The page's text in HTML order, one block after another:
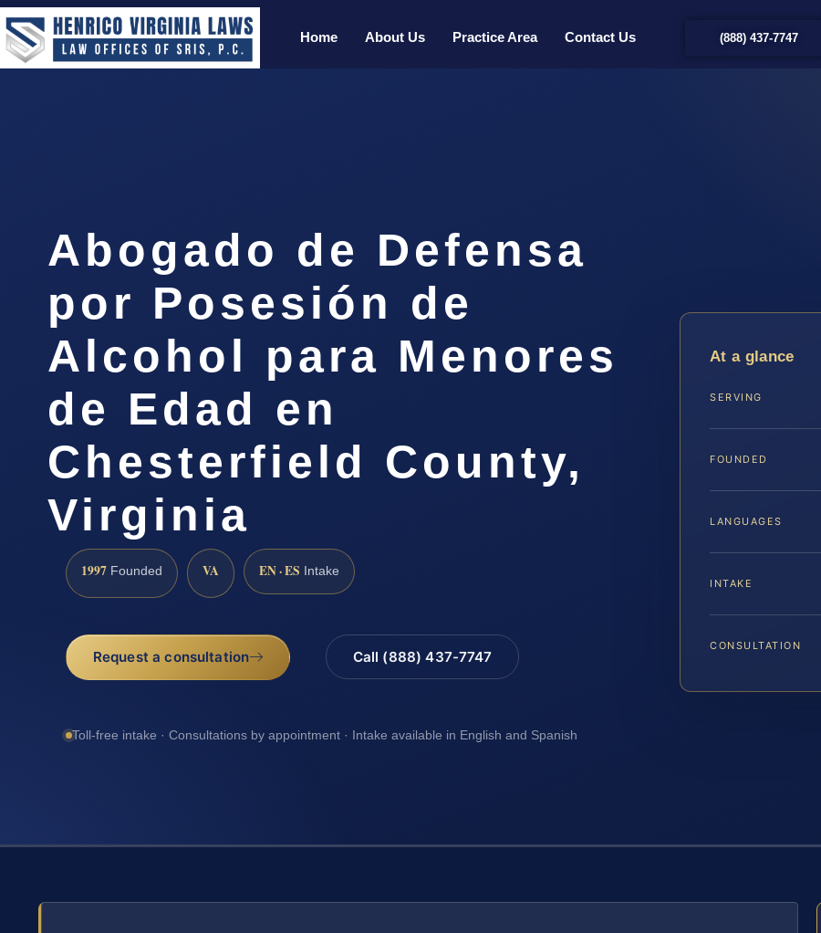
Home About Us Practice Area Contact Us (888) 437-7747
Abogado de Defensa
por Posesión de
Alcohol para Menores
de Edad en
Chesterfield County,
Virginia
1997 Founded VA EN · ES Intake
Request a consultation Call (888) 437-7747
Toll-free intake · Consultations by appointment · Intake available in English and Spanish
At a glance
SERVING
FOUNDED
LANGUAGES
INTAKE
CONSULTATION